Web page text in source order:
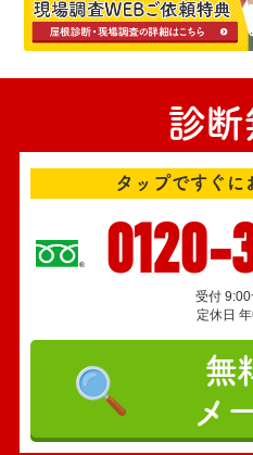
診断
タップですぐに
0120-
受付
定休日
無
メ